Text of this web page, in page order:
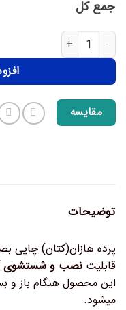
جمع کل
مقایسه
توضیحات
پرده هازان(کتان) چاپی
قابلیت نصب و شستشوی
این محصول هنگام باز
میشود.